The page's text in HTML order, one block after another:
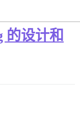
的设计和